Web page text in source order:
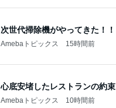
次世代掃除機がやってきた！！
Amebaトピックス 15時間前
心底安堵したレストランの約束
Amebaトピックス 10時間前